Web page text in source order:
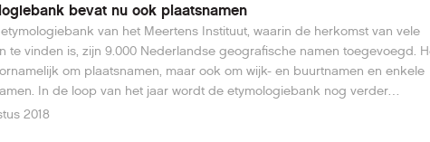
bevat nu ook plaatsnamen
van het Meertens Instituut, waarin de herkomst van vele
te vinden is, zijn 9.000 Nederlandse geografische namen toegevoegd.
om plaatsnamen, maar ook om wijk- en buurtnamen en enkele
In de loop van het jaar wordt de etymologiebank nog verder
met een groot aantal nieuwe trefwoorden.Lees hier verder.
2018